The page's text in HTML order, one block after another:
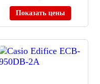
Показать цены